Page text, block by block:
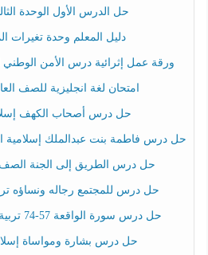
حل الدرس الأول الوحدة
دليل المعلم وحدة تغيرات
ورقة عمل إثرائية درس الأمن الوطني
امتحان لغة انجليزية للصف
حل درس أصحاب الكهف
حل درس فاطمة بنت عبدالملك إسلامية
حل درس الطريق إلى الجنة الصف
حل درس للمجتمع رجاله ونساؤه
حل درس سورة الواقعة 57-74 تربية اسلامية الصف التاسع
حل درس بشارة ومواساة